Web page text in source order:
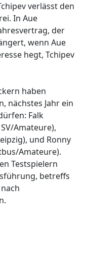
verlässt den
In Aue
der
wenn Aue
hegt, Tchipev
haben
nächstes Jahr ein
Falk
Amateure),
und Ronny
Amateure).
Testspielern
betreffs